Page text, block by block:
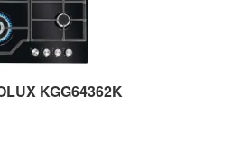
KGG64362K